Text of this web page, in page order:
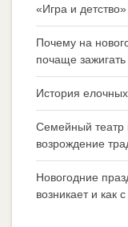
«Игра и детство»
Почему на
почаще зажигать
История
Семейный театр
возрождение
Новогодние
возникает и как